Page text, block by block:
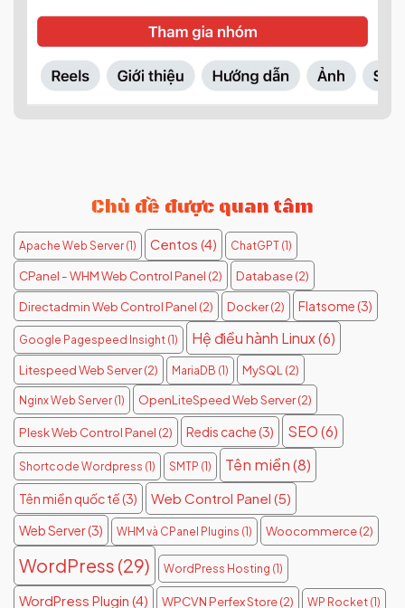
Chủ đề được quan tâm
Apache Web Server (1) Centos (4) ChatGPT (1)
CPanel - WHM Web Control Panel (2) Database(2)
Directadmin Web Control Panel (2) Docker(2) Flatsome(3)
Google Pagespeed Insight (1) Hệ điều hành Linux(6)
Litespeed Web Server(2) MariaDB (1) MySQL(2)
Nginx Web Server (1) OpenLiteSpeed Web Server(2)
Plesk Web Control Panel (2) Redis cache(3) SEO (6)
Shortcode Wordpress (1) SMTP (1) Tên miền(8)
Tên miền quốc tế(3) Web Control Panel (5)
Web Server(3) WHM và CPanel Plugins (1) Woocommerce(2)
WordPress (29) WordPress Hosting (1)
WordPress Plugin (4) WPCVN Perfex Store(2) WP Rocket (1)